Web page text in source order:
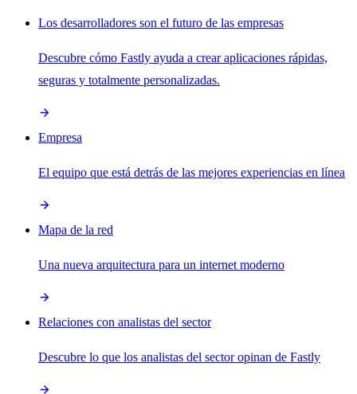
Los desarrolladores son el futuro de las empresas
Descubre cómo Fastly ayuda a crear aplicaciones rápidas,
seguras y totalmente personalizadas.
Empresa
El equipo que está detrás de las mejores experiencias en línea
Mapa de la red
Una nueva arquitectura para un internet moderno
Relaciones con analistas del sector
Descubre lo que los analistas del sector opinan de Fastly